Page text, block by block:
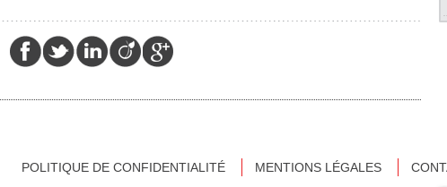
POLITIQUE DE CONFIDENTIALITÉ MENTIONS LÉGALES